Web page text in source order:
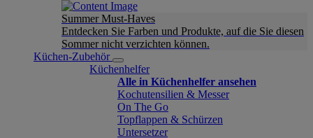
Summer Must-Haves
Entdecken Sie Farben und Produkte, auf die Sie diesen
Sommer nicht verzichten können.
Küchen-Zubehör
Küchenhelfer
Alle in Küchenhelfer ansehen
Kochutensilien & Messer
On The Go
Topflappen & Schürzen
Untersetzer